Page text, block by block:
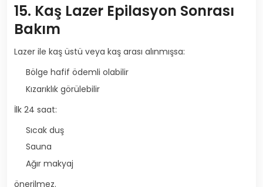
15. Kaş Lazer Epilasyon Sonrası
Bakım
Lazer ile kaş üstü veya kaş arası alınmışsa:
Bölge hafif ödemli olabilir
Kızarıklık görülebilir
İlk 24 saat:
Sıcak duş
Sauna
Ağır makyaj
önerilmez.